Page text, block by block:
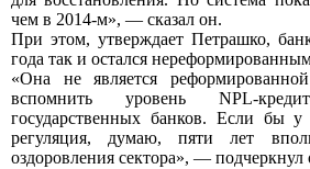
чем в 2014-м», — сказал он.
При этом, утверждает Петрашко,
года так и остался
«Она не является
вспомнить уровень NPL-
государственных банков. Если бы
регуляция, думаю, пяти лет
оздоровления сектора», — подчеркнул